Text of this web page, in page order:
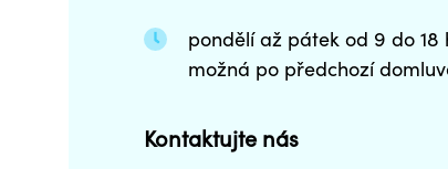
pondělí až pátek od 9 do 18
možná po předchozí
Kontaktujte nás